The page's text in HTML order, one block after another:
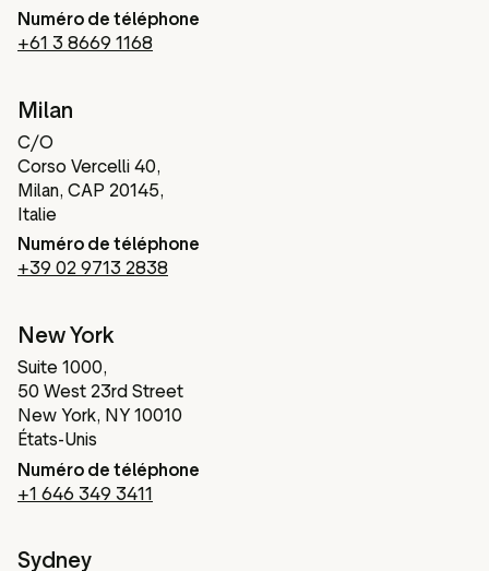
Numéro de téléphone
+61 3 8669 1168
Milan
C/O
Corso Vercelli 40,
Milan, CAP 20145,
Italie
Numéro de téléphone
+39 02 9713 2838
New York
Suite 1000,
50 West 23rd Street
New York, NY 10010
États-Unis
Numéro de téléphone
+1 646 349 3411
Sydney